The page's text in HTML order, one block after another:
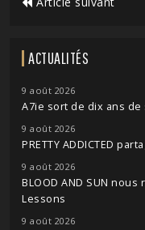
ACTUALITÉS
9 août 2026
A7ie sort de dix ans
9 août 2026
PRETTY ADDICTED
9 août 2026
BLOOD AND SUN
Lessons
9 août 2026